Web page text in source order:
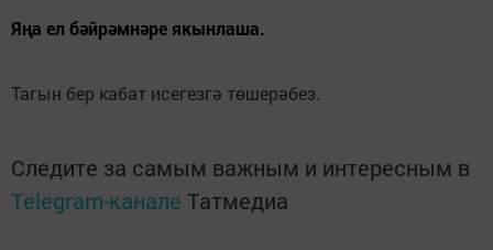
Яңа ел бәйрәмнәре якынлаша.
Тагын бер кабат исегезгә төшерәбез.
Следите за самым важным и интересным в
Telegram-канале Татмедиа